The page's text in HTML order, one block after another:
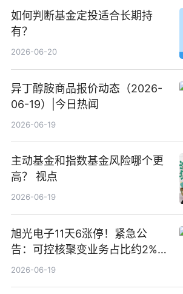
如何判断基金定投适合长期持
有？
2026-06-20
异丁醇胺商品报价动态（2026-
06-19）|今日热闻
2026-06-19
主动基金和指数基金风险哪个更
高？ 视点
2026-06-19
旭光电子11天6涨停！紧急公
告：可控核聚变业务占比约2%！
前沿热点
2026-06-19